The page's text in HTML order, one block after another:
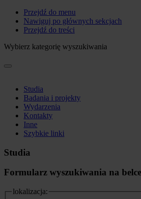
Przejdź do menu
Nawiguj po głównych sekcjach
Przejdź do treści
Wybierz kategorię wyszukiwania
Studia
Badania i projekty
Wydarzenia
Kontakty
Inne
Szybkie linki
Studia
Formularz wyszukiwania na
lokalizacja: